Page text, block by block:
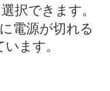
択できます。
電源が切れる
ます。